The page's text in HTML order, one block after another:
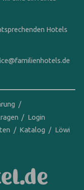
Hotels
Login
Katalog
Löwi